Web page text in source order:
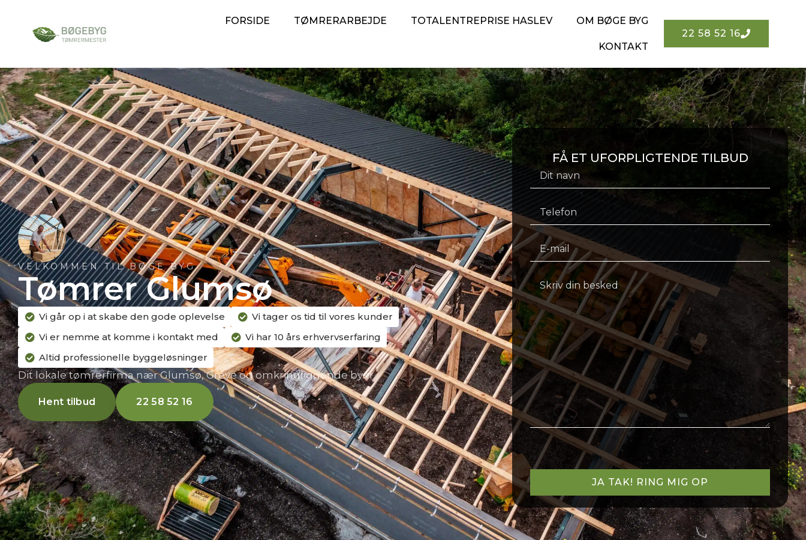
FORSIDE TØMRERARBEJDE TOTALENTREPRISE HASLEV OM BØGE BYG
KONTAKT
22 58 52 16
VELKOMMEN TIL BØGE BYG
Tømrer Glumsø
Vi går op i at skabe den gode oplevelse
Vi tager os tid til vores kunder
Vi er nemme at komme i kontakt med
Vi har 10 års erhvervserfaring
Altid professionelle byggeløsninger
Dit lokale tømrerfirma nær Glumsø, Greve og omkringliggende byer.
Hent tilbud 22 58 52 16
FÅ ET UFORPLIGTENDE TILBUD
Please
field
empty.